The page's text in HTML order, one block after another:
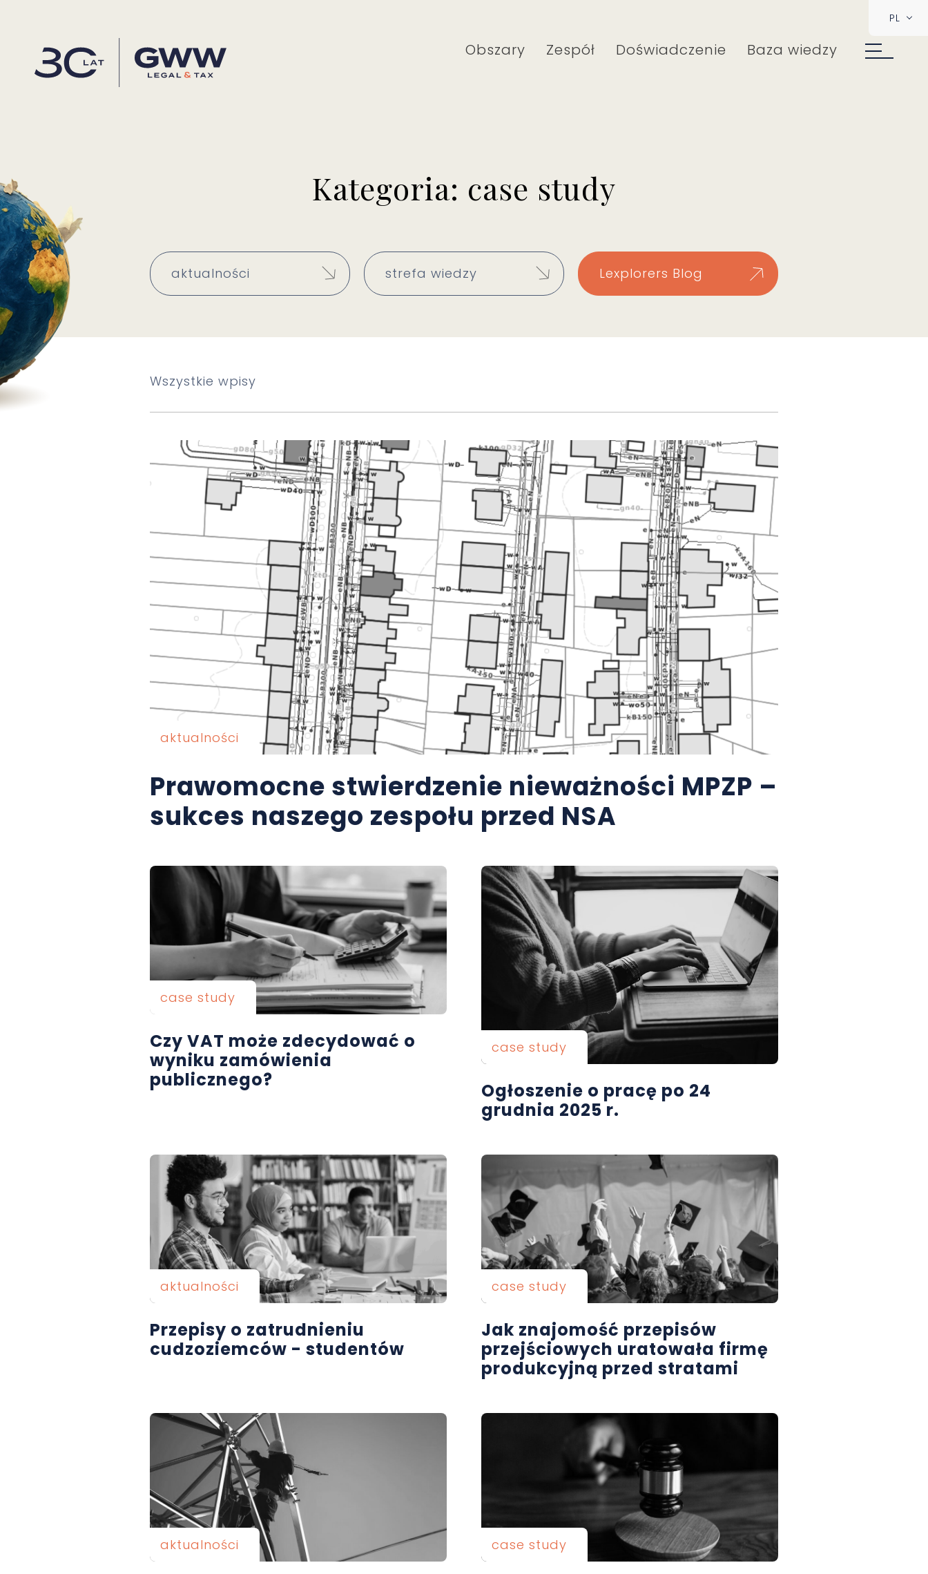
Obszary Zespół Doświadczenie Baza wiedzy
PL
Kategoria: case study
aktualności strefa wiedzy Lexplorers Blog
Wszystkie wpisy
aktualności
Prawomocne stwierdzenie nieważności MPZP –
sukces naszego zespołu przed NSA
case study
Czy VAT może zdecydować o
wyniku zamówienia
publicznego?
case study
Ogłoszenie o pracę po 24
grudnia 2025 r.
aktualności
Przepisy o zatrudnieniu
cudzoziemców - studentów
case study
Jak znajomość przepisów
przejściowych uratowała firmę
produkcyjną przed stratami
aktualności case study